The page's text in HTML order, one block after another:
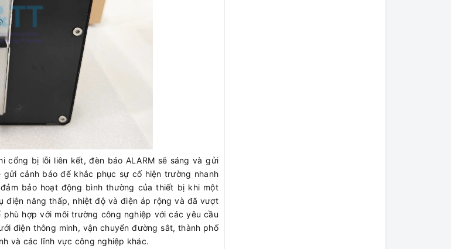
cổng bị lỗi liên kết, đèn báo ALARM sẽ sáng và gửi
cảnh báo để khắc phục sự cố hiện trường nhanh
bảo hoạt động bình thường của thiết bị khi một
điện năng thấp, nhiệt độ và điện áp rộng và đã vượt
hợp với môi trường công nghiệp với các yêu cầu
điện thông minh, vận chuyển đường sắt, thành phố
và các lĩnh vực công nghiệp khác.